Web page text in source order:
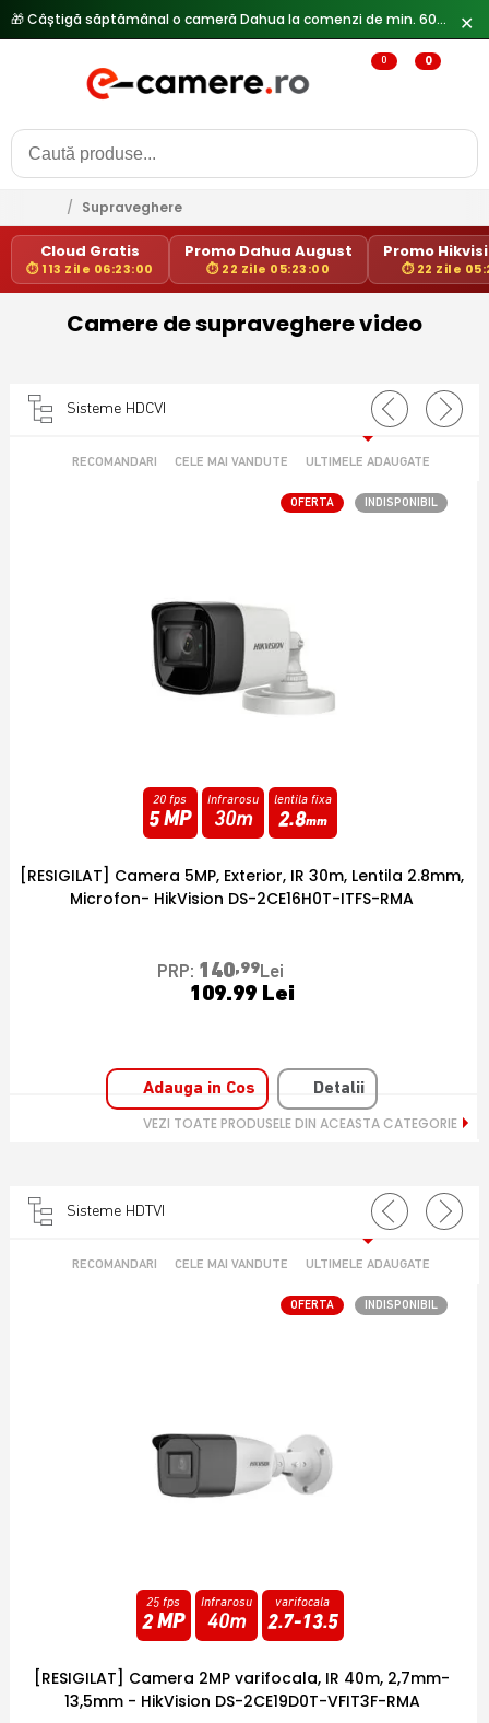
✕
0 0
/ Supraveghere
Cloud Gratis
⏱ 113 Zile 06:23:00
Promo Dahua August
⏱ 22 Zile 05:23:00
Promo
⏱ 22 Zile
Camere de supraveghere video
Sisteme HDCVI
RECOMANDARI CELE MAI VANDUTE ULTIMELE ADAUGATE
INDISPONIBIL
OFERTA
25 fps
2 MP
Infrarosu
40m
varifocala
2.7-13.5
[RESIGILAT] Camera 2MP varifocala, IR 40m, 2,7mm-
13,5mm - HikVision DS-2CE19D0T-VFIT3F-RMA
PRP: 248,99 Lei
69.99 Lei
Adauga in Cos Detalii
VEZI TOATE PRODUSELE DIN ACEASTA CATEGORIE
Sisteme HDTVI
RECOMANDARI CELE MAI VANDUTE ULTIMELE ADAUGATE
INDISPONIBIL
OFERTA
20 fps
5 MP
Infrarosu
30m
lentila fixa
2.8mm
[RESIGILAT] Camera 5MP Exterior, IR 20m, lentila 2.8,
Microfon - HikVision DS-2CE16H0T-ITPFS2-RMA